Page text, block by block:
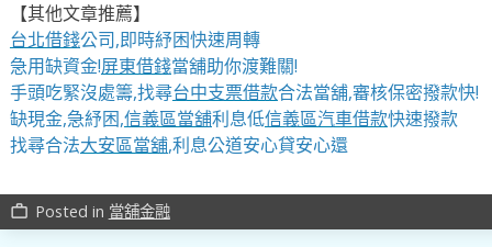
【其他文章推薦】
台北借錢公司,即時紓困快速周轉
急用缺資金!屏東借錢當舖助你渡難關!
手頭吃緊沒處籌,找尋台中支票借款合法當舖,審核保密撥款快!
缺現金,急紓困,信義區當舖利息低信義區汽車借款快速撥款
找尋合法大安區當舖,利息公道安心貸安心還
work_outline Posted in 當舖金融